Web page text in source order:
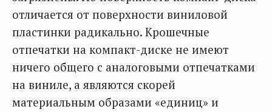
отличается от поверхности виниловой
пластинки радикально. Крошечные
отпечатки на компакт-диске не имеют
ничего общего с аналоговыми отпечатками
на виниле, а являются скорей
материальным образами «единиц» и